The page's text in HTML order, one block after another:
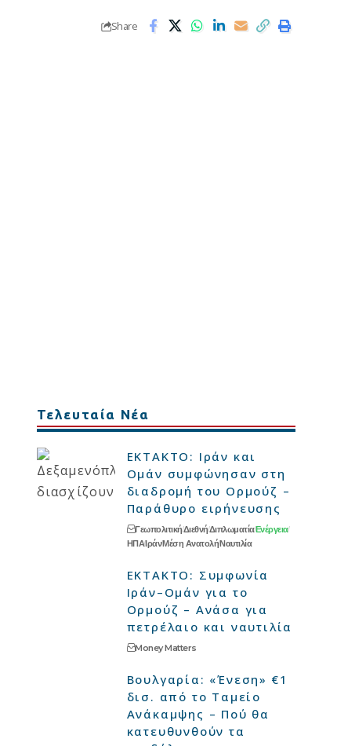
Share
Τελευταία Νέα
ΕΚΤΑΚΤΟ: Ιράν και
Ομάν συμφώνησαν στη
διαδρομή του Ορμούζ –
Παράθυρο ειρήνευσης
ΓεωπολιτικήΔιεθνήΔιπλωματίαΕνέργεια
ΗΠΑΙράνΜέση ΑνατολήΝαυτιλία
ΕΚΤΑΚΤΟ: Συμφωνία
Ιράν–Ομάν για το
Ορμούζ – Ανάσα για
πετρέλαιο και ναυτιλία
Money Matters
Βουλγαρία: «Ένεση» €1
δισ. από το Ταμείο
Ανάκαμψης – Πού θα
κατευθυνθούν τα